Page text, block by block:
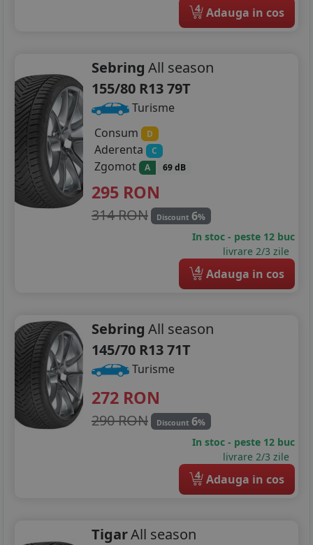
4 Adauga in cos
Sebring All season
155/80 R13 79T
Turisme
Consum
D
Aderenta C
Zgomot A 69 dB
295 RON
314 RON Discount 6%
In stoc - peste 12 buc
livrare 2/3 zile
4 Adauga in cos
Sebring All season
145/70 R13 71T
Turisme
272 RON
290 RON Discount 6%
In stoc - peste 12 buc
livrare 2/3 zile
4 Adauga in cos
TigarAll season